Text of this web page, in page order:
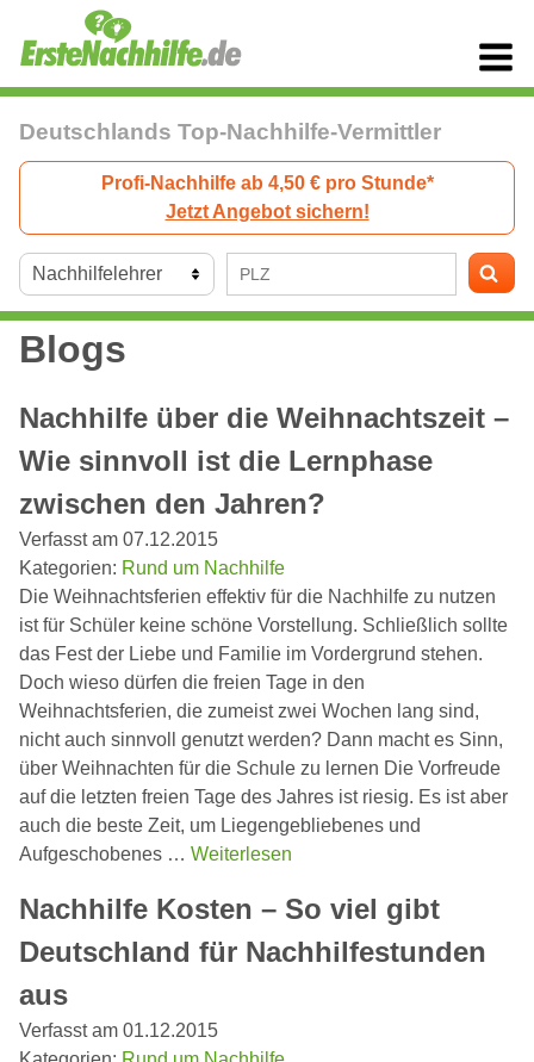
Deutschlands Top-Nachhilfe-Vermittler
Profi-Nachhilfe ab 4,50 € pro Stunde*
Jetzt Angebot sichern!
Blogs
Nachhilfe über die Weihnachtszeit –
Wie sinnvoll ist die Lernphase
zwischen den Jahren?
Verfasst am 07.12.2015
Kategorien: Rund um Nachhilfe
Die Weihnachtsferien effektiv für die Nachhilfe zu nutzen
ist für Schüler keine schöne Vorstellung. Schließlich sollte
das Fest der Liebe und Familie im Vordergrund stehen.
Doch wieso dürfen die freien Tage in den
Weihnachtsferien, die zumeist zwei Wochen lang sind,
nicht auch sinnvoll genutzt werden? Dann macht es Sinn,
über Weihnachten für die Schule zu lernen Die Vorfreude
auf die letzten freien Tage des Jahres ist riesig. Es ist aber
auch die beste Zeit, um Liegengebliebenes und
Aufgeschobenes … Weiterlesen
Nachhilfe Kosten – So viel gibt
Deutschland für Nachhilfestunden
aus
Verfasst am 01.12.2015